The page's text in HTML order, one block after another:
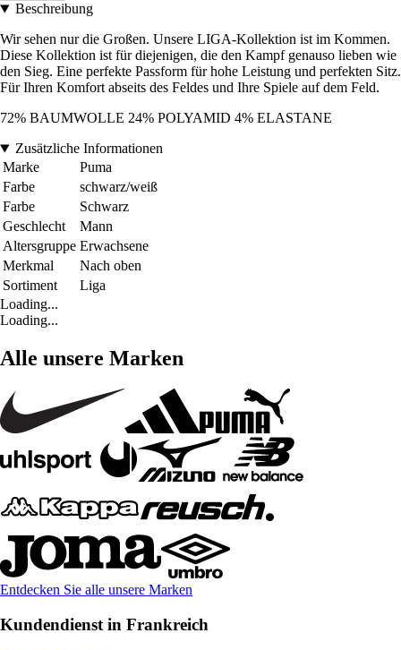
Beschreibung
Wir sehen nur die Großen. Unsere LIGA-Kollektion ist im Kommen.
Diese Kollektion ist für diejenigen, die den Kampf genauso lieben wie
den Sieg. Eine perfekte Passform für hohe Leistung und perfekten Sitz.
Für Ihren Komfort abseits des Feldes und Ihre Spiele auf dem Feld.
72% BAUMWOLLE 24% POLYAMID 4% ELASTANE
Zusätzliche Informationen
Marke
Puma
Farbe
schwarz/weiß
Farbe
Schwarz
Geschlecht
Mann
Altersgruppe Erwachsene
Merkmal
Nach oben
Sortiment
Liga
Loading...
Loading...
Alle unsere Marken
Entdecken Sie alle unsere Marken
Kundendienst in Frankreich